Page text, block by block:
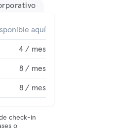
aquí
4 / mes
8 / mes
8 / mes
check-in
o